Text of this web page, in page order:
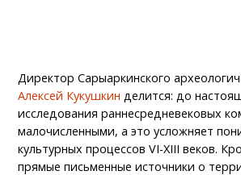
Директор Сарыаркинского
Алексей Кукушкин делится: до
исследования раннесредневековых
малочисленными, а это усложняет
культурных процессов VI-XIII веков.
прямые письменные источники о